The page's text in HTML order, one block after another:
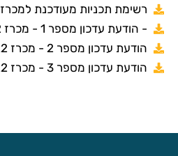
רשימת תכניות מעודכנת למכרז
- הודעת עדכון מספר 1 - מכרז 5-2022
הודעת עדכון מספר 2 - מכרז 5-2022
הודעת עדכון מספר 3 - מכרז 5-2022